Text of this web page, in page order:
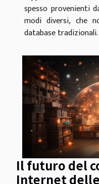
spesso provenienti
modi diversi, che
database tradizionali.
Il futuro del
Internet